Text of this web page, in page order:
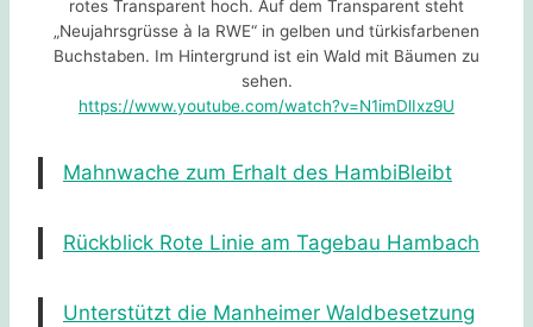
rotes Transparent hoch. Auf dem Transparent steht
„Neujahrsgrüsse à la RWE“ in gelben und türkisfarbenen
Buchstaben. Im Hintergrund ist ein Wald mit Bäumen zu
sehen.
https://www.youtube.com/watch?v=N1imDlIxz9U
Mahnwache zum Erhalt des HambiBleibt
Rückblick Rote Linie am Tagebau Hambach
Unterstützt die Manheimer Waldbesetzung